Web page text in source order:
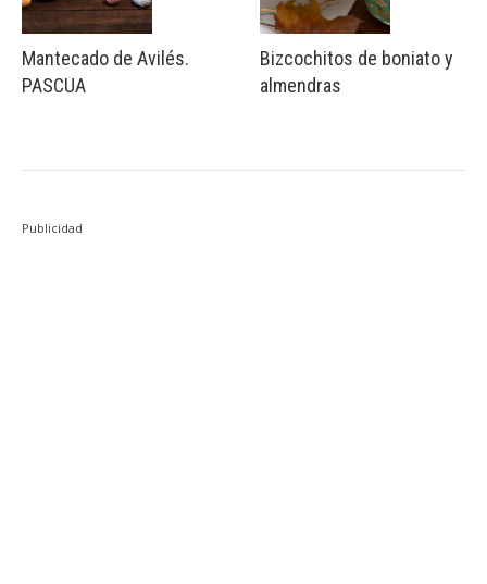
Mantecado de Avilés.
PASCUA
Bizcochitos de boniato y
almendras
Publicidad